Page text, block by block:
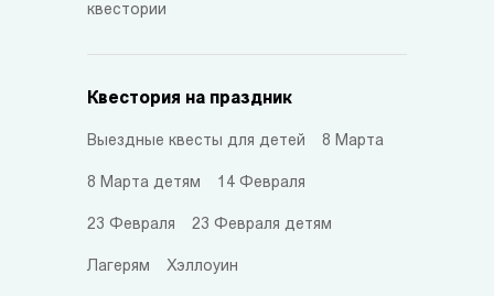
квестории
Квестория на праздник
Выездные квесты для детей 8 Марта
8 Марта детям 14 Февраля
23 Февраля 23 Февраля детям
Лагерям Хэллоуин